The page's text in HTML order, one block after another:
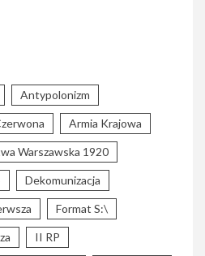
Antypolonizm
Armia Krajowa
Warszawska 1920
Dekomunizacja
Format S:\
II RP